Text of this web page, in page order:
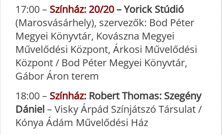
17:00 – Színház: 20/20– Yorick Stúdió
(Marosvásárhely), szervezők: Bod Péter
Megyei Könyvtár, Kovászna Megyei
Művelődési Központ, Árkosi Művelődési
Központ / Bod Péter Megyei Könyvtár,
Gábor Áron terem
18:00 – Színház: Robert Thomas: Szegény
Dániel– Visky Árpád Színjátszó Társulat /
Kónya Ádám Művelődési Ház